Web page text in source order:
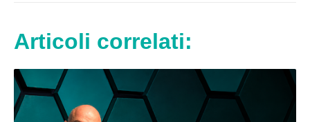
Articoli correlati: